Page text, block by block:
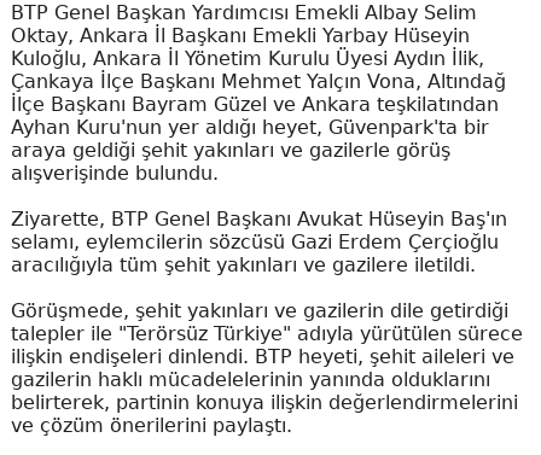
BTP Genel Başkan Yardımcısı Emekli Albay Selim
Oktay, Ankara İl Başkanı Emekli Yarbay Hüseyin
Kuloğlu, Ankara İl Yönetim Kurulu Üyesi Aydın İlik,
Çankaya İlçe Başkanı Mehmet Yalçın Vona, Altındağ
İlçe Başkanı Bayram Güzel ve Ankara teşkilatından
Ayhan Kuru'nun yer aldığı heyet, Güvenpark'ta bir
araya geldiği şehit yakınları ve gazilerle görüş
alışverişinde bulundu.
Ziyarette, BTP Genel Başkanı Avukat Hüseyin Baş'ın
selamı, eylemcilerin sözcüsü Gazi Erdem Çerçioğlu
aracılığıyla tüm şehit yakınları ve gazilere iletildi.
Görüşmede, şehit yakınları ve gazilerin dile getirdiği
talepler ile "Terörsüz Türkiye" adıyla yürütülen sürece
ilişkin endişeleri dinlendi. BTP heyeti, şehit aileleri ve
gazilerin haklı mücadelelerinin yanında olduklarını
belirterek, partinin konuya ilişkin değerlendirmelerini
ve çözüm önerilerini paylaştı.